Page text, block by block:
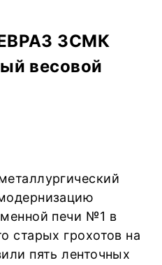
ЗСМК
весовой
печи №1 в
старых грохотов на
пять ленточных